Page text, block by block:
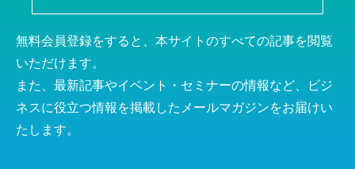
無料会員登録をすると、本サイトのすべての記事を閲覧
いただけます。
また、最新記事やイベント・セミナーの情報など、ビジ
ネスに役立つ情報を掲載したメールマガジンをお届けい
たします。